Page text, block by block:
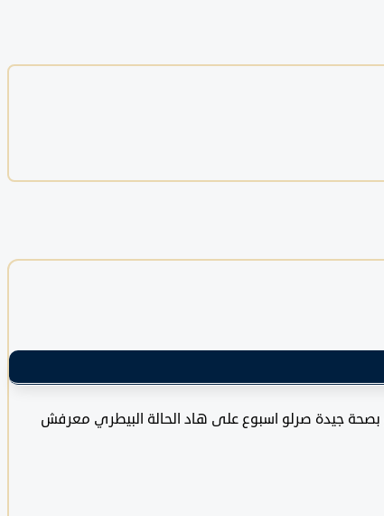
بصحة جيدة صرلو اسبوع على هاد الحالة البيطري معرفش